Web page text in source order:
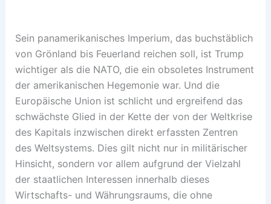
Sein panamerikanisches Imperium, das buchstäblich
von Grönland bis Feuerland reichen soll, ist Trump
wichtiger als die NATO, die ein obsoletes Instrument
der amerikanischen Hegemonie war. Und die
Europäische Union ist schlicht und ergreifend das
schwächste Glied in der Kette der von der Weltkrise
des Kapitals inzwischen direkt erfassten Zentren
des Weltsystems. Dies gilt nicht nur in militärischer
Hinsicht, sondern vor allem aufgrund der Vielzahl
der staatlichen Interessen innerhalb dieses
Wirtschafts- und Währungsraums, die ohne